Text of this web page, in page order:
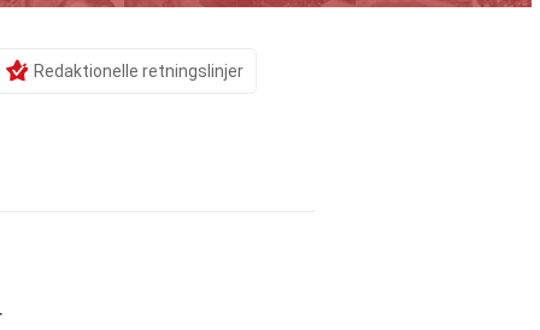
Redaktionelle retningslinjer